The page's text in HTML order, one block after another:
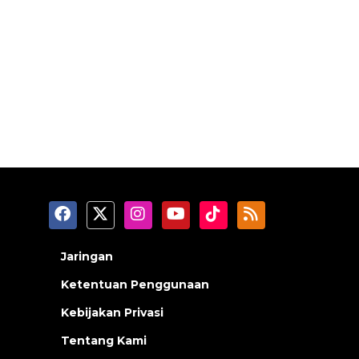
Jaringan
Ketentuan Penggunaan
Kebijakan Privasi
Tentang Kami